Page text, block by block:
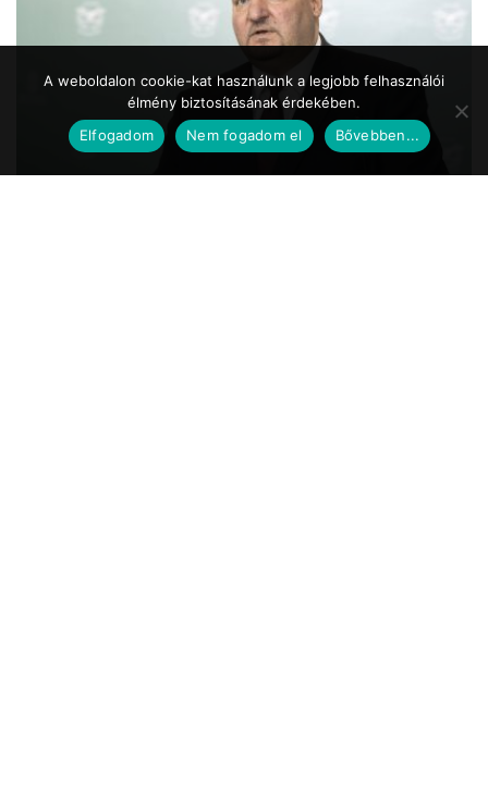
A weboldalon cookie-kat használunk a legjobb felhasználói
élmény biztosításának érdekében.
Elfogadom
Nem fogadom el Bővebben...